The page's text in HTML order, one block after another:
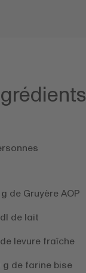
de Gruyère AOP
de lait
levure fraîche
g de farine bise